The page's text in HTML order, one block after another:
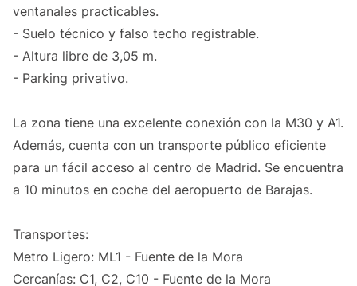
ventanales practicables.
- Suelo técnico y falso techo registrable.
- Altura libre de 3,05 m.
- Parking privativo.
La zona tiene una excelente conexión con la M30 y A1.
Además, cuenta con un transporte público eficiente
para un fácil acceso al centro de Madrid. Se encuentra
a 10 minutos en coche del aeropuerto de Barajas.
Transportes:
Metro Ligero: ML1 - Fuente de la Mora
Cercanías: C1, C2, C10 - Fuente de la Mora